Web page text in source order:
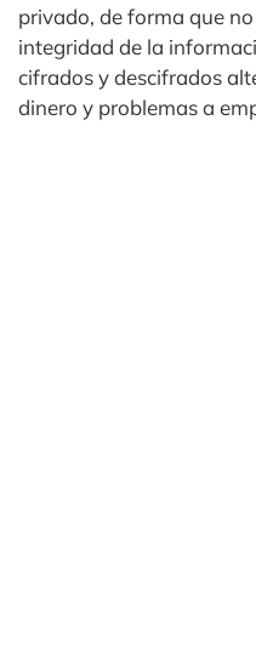
privado, de forma que
integridad de la
cifrados y descifrados
dinero y problemas a